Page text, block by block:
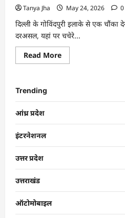
Tanya Jha May 24, 2026 0
दिल्ली के गोविंदपुरी इलाके से एक चौंका
दरअसल, यहां पर चचेरे...
Read More
Trending
आंध्र प्रदेश
इंटरनेशनल
उत्तर प्रदेश
उत्तराखंड
ऑटोमोबाइल